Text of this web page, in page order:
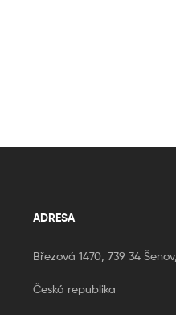
ADRESA
Březová 1470, 739 34 Šenov,
Česká republika